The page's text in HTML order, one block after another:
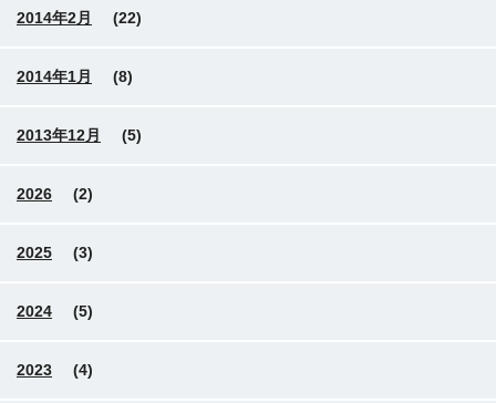
2014年2月 (22)
2014年1月 (8)
2013年12月 (5)
2026 (2)
2025 (3)
2024 (5)
2023 (4)